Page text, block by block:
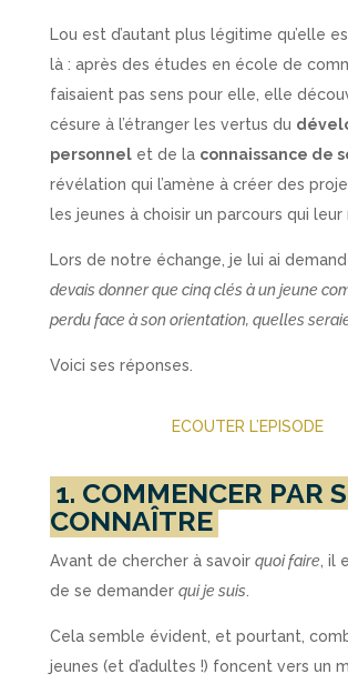
Lou est d’autant plus légitime qu’elle
là : après des études en école de
faisaient pas sens pour elle, elle
césure à l’étranger les vertus du
personnelet de la connaissance de
révélation qui l’amène à créer des
les jeunes à choisir un parcours qui leur
Lors de notre échange, je lui ai
devais donner que cinq clés à un jeune
perdu face à son orientation, quelles
Voici ses réponses.
ECOUTER L’EPISODE
1. COMMENCER PAR
CONNAÎTRE
Avant de chercher à savoir quoi faire , il
de se demander qui je suis
Cela semble évident, et pourtant,
jeunes (et d’adultes !) foncent vers un